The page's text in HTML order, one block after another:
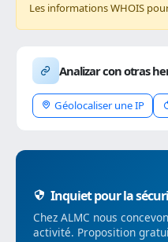
Les informations WHOIS
Analizar con otras
Géolocaliser une IP
Inquiet pour la
Chez ALMC nous
activité. Proposition